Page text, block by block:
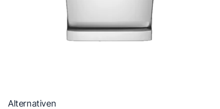
Alternativen